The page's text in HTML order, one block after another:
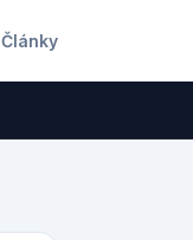
Články